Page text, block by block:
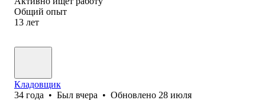
Общий опыт
13 лет
Кладовщик
34 года • Был вчера • Обновлено 28 июля